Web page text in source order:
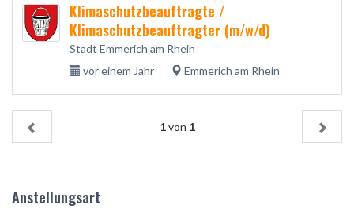
Klimaschutzbeauftragte /
Klimaschutzbeauftragter (m/w/d)
Stadt Emmerich am Rhein
vor einem Jahr
Emmerich am Rhein
1von 1
Anstellungsart